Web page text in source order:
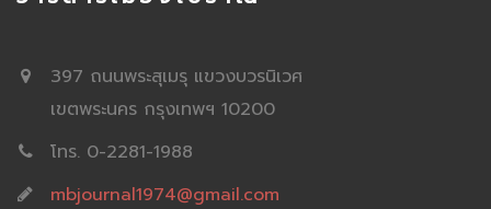
397 ถนนพระสุเมรุ แขวงบวรนิเวศ
เขตพระนคร กรุงเทพฯ 10200
โทร. 0-2281-1988
mbjournal1974@gmail.com